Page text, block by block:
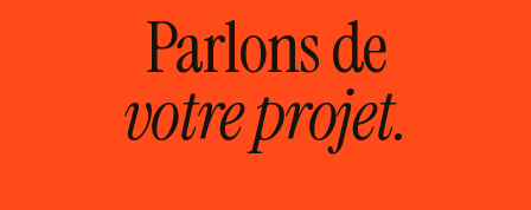
Parlons de
votre projet.